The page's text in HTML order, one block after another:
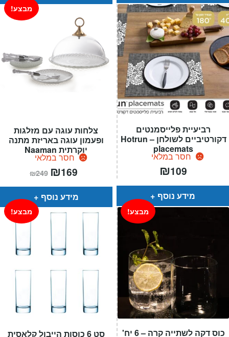
צלחות עוגה עם מזלגות
ופעמון עוגה באריזת מתנה
יוקרתית Naaman
חסר במלאי
מבצע!
₪249 המחיר
המקורי
היה:
₪249.
₪169
הוא:
מידע נוסף
רביעיית פלייסמנטים
דקורטיביים לשולחן – Hotrun
placemats
חסר במלאי
₪109
מידע נוסף
סט 6 כוסות הייבול קלאסית
מבצע!
כוס דקה לשתייה קרה – 6 יח'
מבצע!